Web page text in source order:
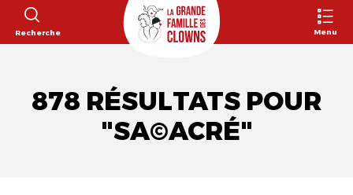
Recherche Menu
878 RÉSULTATS POUR
"SA©ACRÉ"